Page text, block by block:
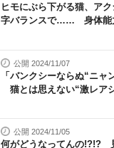
ヒモにぶら下がる猫、ア
字バランスで…… 身体能
公開 2024/11/07
「バンクシーならぬ“ニャ
猫とは思えない“激レア
公開 2024/11/05
何がどうなってんの!?!?